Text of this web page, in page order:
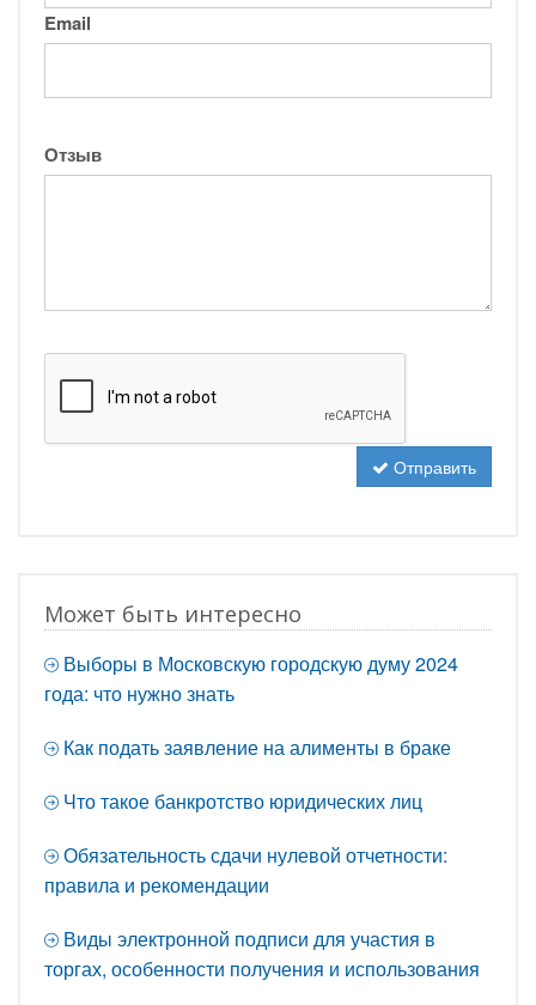
Email
Отзыв
Отправить
Может быть интересно
Выборы в Московскую городскую думу 2024
года: что нужно знать
Как подать заявление на алименты в браке
Что такое банкротство юридических лиц
Обязательность сдачи нулевой отчетности:
правила и рекомендации
Виды электронной подписи для участия в
торгах, особенности получения и использования